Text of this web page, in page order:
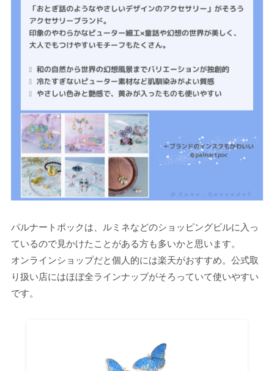
パルナートポックは、ルミネなどのショッピングビルに入っ
ているので見かけたことがある方も多いかと思います。
オンラインショップだと個人的には楽天がおすすめ。公式取
り扱い店にはほぼ全ラインナップがそろっていて使いやすい
です。